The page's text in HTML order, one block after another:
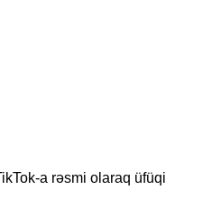
a rəsmi olaraq üfüqi